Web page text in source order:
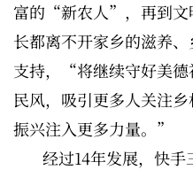
富的“新农人”，再到文
长都离不开家乡的滋养
支持，“将继续守好美
民风，吸引更多人关注
振兴注入更多力量。”
经过14年发展，快